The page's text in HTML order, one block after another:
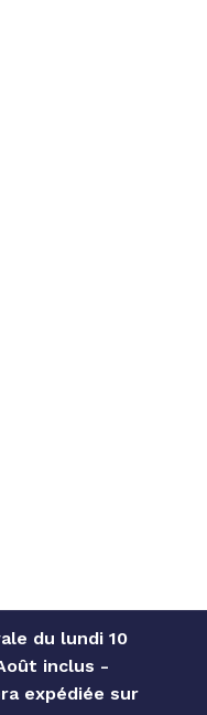
du lundi 10
inclus -
expédiée sur
ACS INFORMATIQUE